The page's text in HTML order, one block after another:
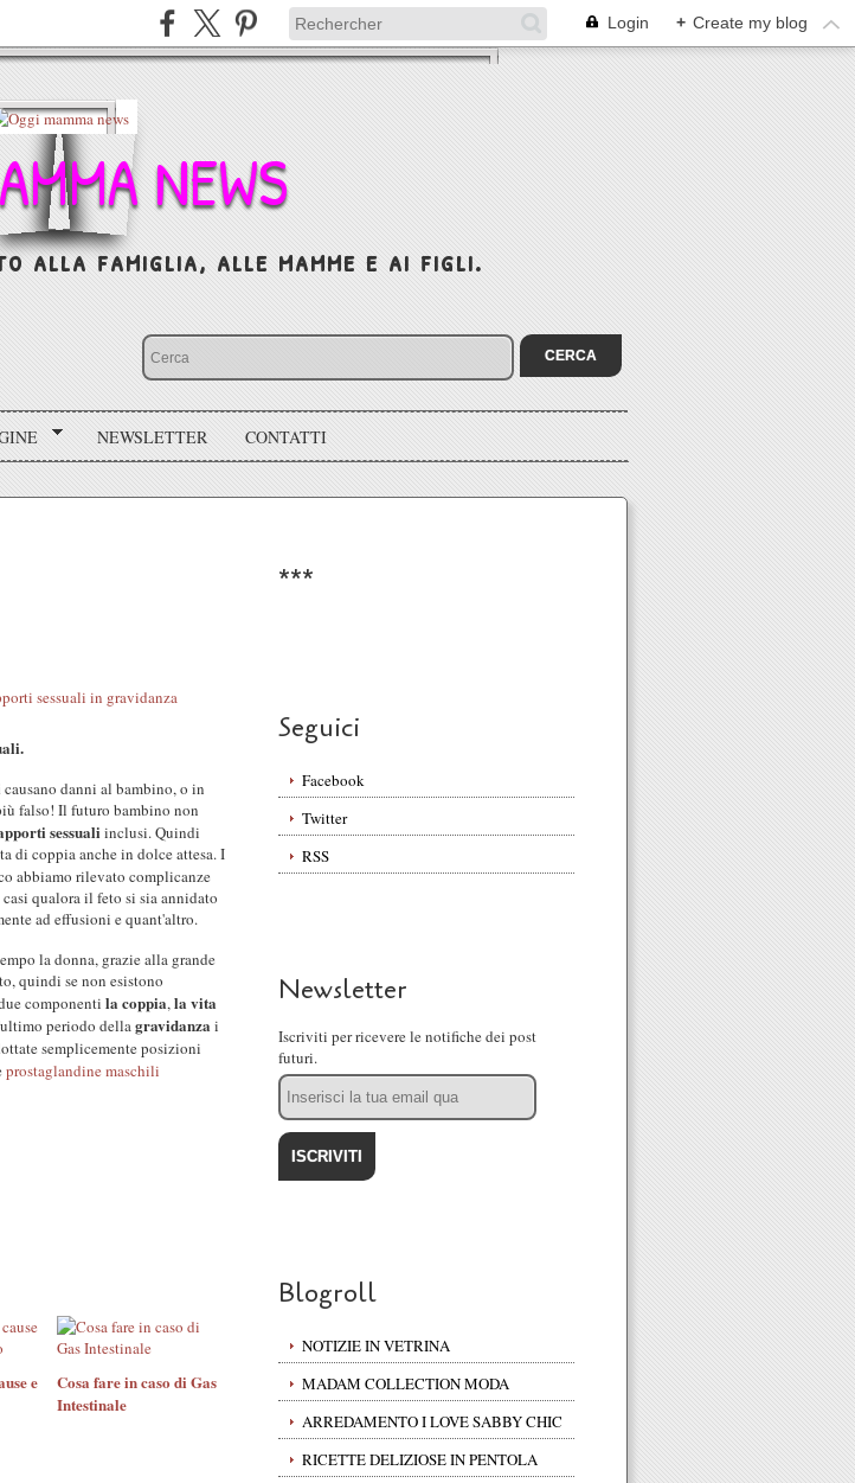
Login + Create my blog
NEWS
alla famiglia, alle mamme e ai figli.
NEWSLETTER CONTATTI
causano danni al bambino, o in
falso! Il futuro bambino non
sessualiinclusi. Quindi
di coppia anche in dolce attesa. I
abbiamo rilevato complicanze
qualora il feto si sia annidato
ad effusioni e quant'altro.
la donna, grazie alla grande
quindi se non esistono
componenti la coppia,la vita
periodo dellagravidanza i
semplicemente posizioni
prostaglandine maschili
e
Cosa fare in caso di Gas
Intestinale
***
Seguici
Facebook
Twitter
RSS
Newsletter
Iscriviti per ricevere le notifiche dei post
futuri.
Email
Blogroll
NOTIZIE IN VETRINA
MADAM COLLECTION MODA
ARREDAMENTO I LOVE SABBY CHIC
RICETTE DELIZIOSE IN PENTOLA